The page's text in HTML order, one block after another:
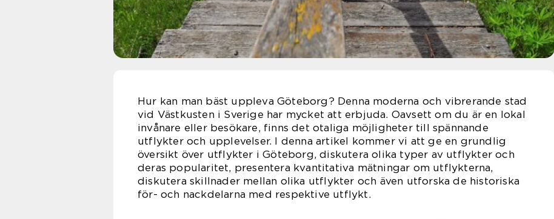
Hur kan man bäst uppleva Göteborg? Denna moderna och vibrerande stad
vid Västkusten i Sverige har mycket att erbjuda. Oavsett om du är en lokal
invånare eller besökare, finns det otaliga möjligheter till spännande
utflykter och upplevelser. I denna artikel kommer vi att ge en grundlig
översikt över utflykter i Göteborg, diskutera olika typer av utflykter och
deras popularitet, presentera kvantitativa mätningar om utflykterna,
diskutera skillnader mellan olika utflykter och även utforska de historiska
för- och nackdelarna med respektive utflykt.